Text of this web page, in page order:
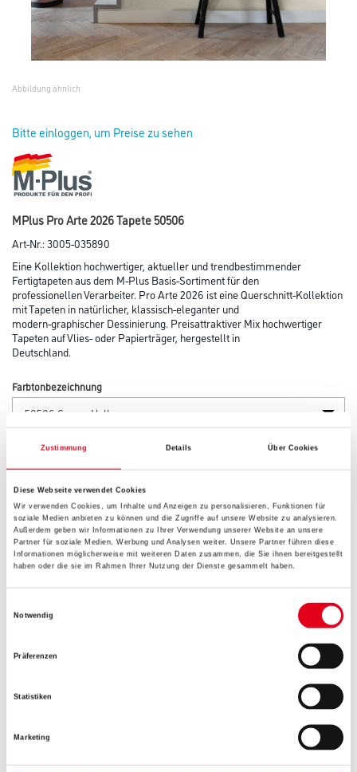
Zustimmung Details Über Cookies
Diese Webseite verwendet Cookies
Wir verwenden Cookies, um Inhalte und Anzeigen zu personalisieren, Funktionen für
soziale Medien anbieten zu können und die Zugriffe auf unsere Website zu analysieren.
Außerdem geben wir Informationen zu Ihrer Verwendung unserer Website an unsere
Partner für soziale Medien, Werbung und Analysen weiter. Unsere Partner führen diese
Informationen möglicherweise mit weiteren Daten zusammen, die Sie ihnen bereitgestellt
haben oder die sie im Rahmen Ihrer Nutzung der Dienste gesammelt haben.
Notwendig
Präferenzen
Statistiken
Marketing
Abbildung ähnlich
Bitte einloggen, um Preise zu sehen
MPlus Pro Arte 2026 Tapete 50506
Art-Nr.:3005-035890
Eine Kollektion hochwertiger, aktueller und trendbestimmender
Fertigtapeten aus dem M-Plus Basis-Sortiment für den
professionellen Verarbeiter. Pro Arte 2026 ist eine Querschnitt-Kollektion
mit Tapeten in natürlicher, klassisch-eleganter und
modern-graphischer Dessinierung. Preisattraktiver Mix hochwertiger
Tapeten auf Vlies- oder Papierträger, hergestellt in
Deutschland.
Farbtonbezeichnung
Länge in centimeter
Breite in centimeter
Gebinde